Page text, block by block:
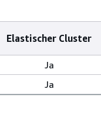
Elastischer Cluster
Ja
Ja